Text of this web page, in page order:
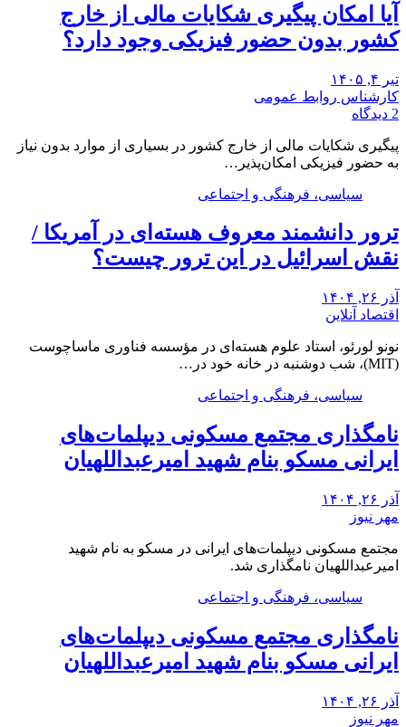
آیا امکان پیگیری شکایات مالی از خارج
کشور بدون حضور فیزیکی وجود دارد؟
تیر ۴, ۱۴۰۵
کارشناس روابط عمومی
2 دیدگاه
پیگیری شکایات مالی از خارج کشور در بسیاری از موارد بدون نیاز
به حضور فیزیکی امکان‌پذیر…
سیاسی، فرهنگی و اجتماعی
ترور دانشمند معروف هسته‌ای در آمریکا /
نقش اسرائیل در این ترور چیست؟
آذر ۲۶, ۱۴۰۴
اقتصاد آنلاین
نونو لورئو، استاد علوم هسته‌ای در مؤسسه فناوری ماساچوست
(MIT)، شب دوشنبه در خانه خود در…
سیاسی، فرهنگی و اجتماعی
نامگذاری مجتمع مسکونی دیپلمات‌های
ایرانی مسکو بنام شهید امیرعبداللهیان
آذر ۲۶, ۱۴۰۴
مهر نیوز
مجتمع مسکونی دیپلمات‌های ایرانی در مسکو به نام شهید
امیرعبداللهیان نامگذاری شد.
سیاسی، فرهنگی و اجتماعی
نامگذاری مجتمع مسکونی دیپلمات‌های
ایرانی مسکو بنام شهید امیرعبداللهیان
آذر ۲۶, ۱۴۰۴
مهر نیوز